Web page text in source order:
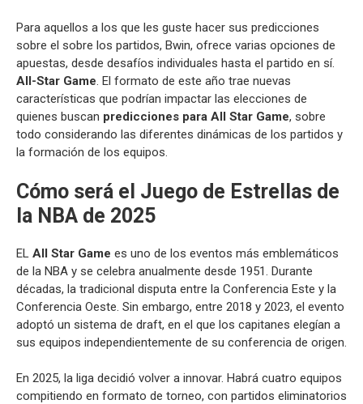
Para aquellos a los que les guste hacer sus predicciones
sobre el sobre los partidos, Bwin, ofrece varias opciones de
apuestas, desde desafíos individuales hasta el partido en sí.
All-Star Game. El formato de este año trae nuevas
características que podrían impactar las elecciones de
quienes buscan predicciones para All Star Game, sobre
todo considerando las diferentes dinámicas de los partidos y
la formación de los equipos.
Cómo será el Juego de Estrellas de
la NBA de 2025
EL All Star Game es uno de los eventos más emblemáticos
de la NBA y se celebra anualmente desde 1951. Durante
décadas, la tradicional disputa entre la Conferencia Este y la
Conferencia Oeste. Sin embargo, entre 2018 y 2023, el evento
adoptó un sistema de draft, en el que los capitanes elegían a
sus equipos independientemente de su conferencia de origen.
En 2025, la liga decidió volver a innovar. Habrá cuatro equipos
compitiendo en formato de torneo, con partidos eliminatorios